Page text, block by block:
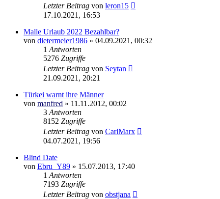
Letzter Beitrag von leron15
17.10.2021, 16:53
Malle Urlaub 2022 Bezahlbar?
von dietermeier1986 » 04.09.2021, 00:32
1 Antworten
5276 Zugriffe
Letzter Beitrag von Seytan
21.09.2021, 20:21
Türkei warnt ihre Männer
von manfred » 11.11.2012, 00:02
3 Antworten
8152 Zugriffe
Letzter Beitrag von CarlMarx
04.07.2021, 19:56
Blind Date
von Ebru_Y89 » 15.07.2013, 17:40
1 Antworten
7193 Zugriffe
Letzter Beitrag von obstjana